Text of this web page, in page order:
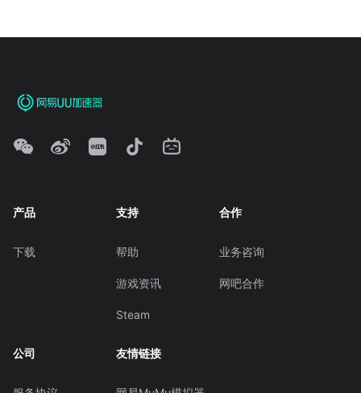
产品
下载
支持
帮助
游戏资讯
Steam
合作
业务咨询
网吧合作
公司 友情链接